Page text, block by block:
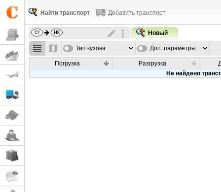
Найти транспорт Добавить транспорт
Новый
Тип кузова Доп. параметры
Погрузка Разгрузка
Не найдено